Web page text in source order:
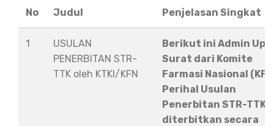
No Judul Penjelasan Singkat
1
USULAN
PENERBITAN STR-
TTK oleh KTKI/KFN
Berikut ini Admin
Surat dari Komite
Farmasi Nasional
Perihal Usulan
Penerbitan STR-TTK
diterbitkan secara